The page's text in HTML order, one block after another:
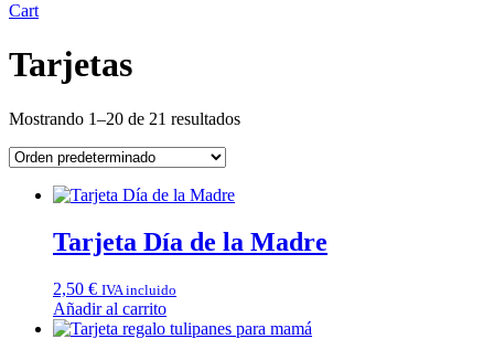
Cart
Tarjetas
Mostrando 1–20 de 21 resultados
Tarjeta Día de la Madre
2,50 € IVA incluido
Añadir al carrito